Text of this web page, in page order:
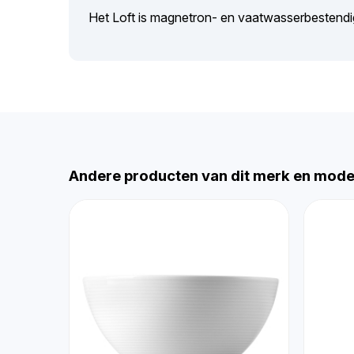
Het Loft is magnetron- en
Andere producten van dit merk en